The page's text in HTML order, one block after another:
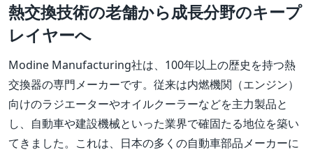
熱交換技術の老舗から成長分野のキープ
レイヤーへ
Modine Manufacturing社は、100年以上の歴史を持つ熱
交換器の専門メーカーです。従来は内燃機関（エンジン）
向けのラジエーターやオイルクーラーなどを主力製品と
し、自動車や建設機械といった業界で確固たる地位を築い
てきました。これは、日本の多くの自動車部品メーカーに